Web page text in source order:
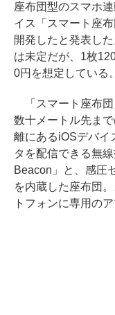
座布団型のスマホ
イス「スマート座
開発したと発表し
は未定だが、1枚
0円を想定している。
「スマート座布団
数十メートル先ま
離にあるiOSデバイ
タを配信できる無
Beacon」と、感圧
を内蔵した座布団
トフォンに専用の